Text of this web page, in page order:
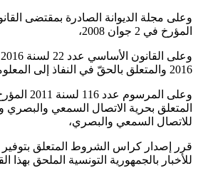
المؤرخ في 2 جوان 2008،
2016 والمتعلق بالحقّ في النفاذ إلى المعلومة،
المتعلق بحرية الاتصال السمعي والبصري
للاتصال السمعي والبصري،
قرر إصدار كراس الشروط المتعلق بتوفير
للأخبار بالجمهورية التونسية الملحق بهذا